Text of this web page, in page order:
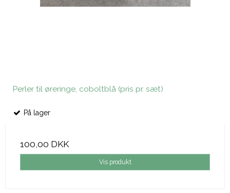
Perler til øreringe, coboltblå (pris pr. sæt)
På lager
100,00 DKK
Vis produkt